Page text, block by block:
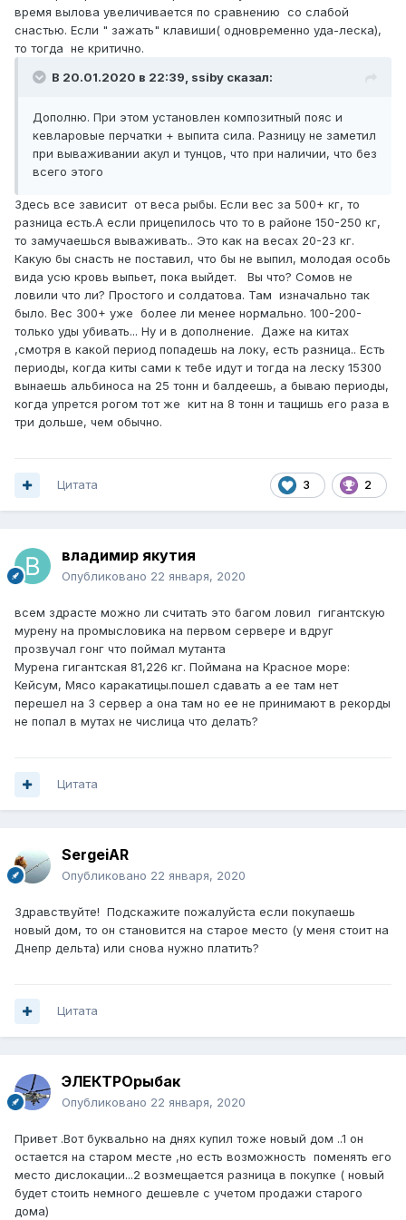
время вылова увеличивается по сравнению со слабой
снастью. Если " зажать" клавиши( одновременно уда-леска),
то тогда не критично.
В 20.01.2020 в 22:39, ssiby сказал:
Дополню. При этом установлен композитный пояс и
кевларовые перчатки + выпита сила. Разницу не заметил
при вываживании акул и тунцов, что при наличии, что без
всего этого
Здесь все зависит от веса рыбы. Если вес за 500+ кг, то
разница есть.А если прицепилось что то в районе 150-250 кг,
то замучаешься вываживать.. Это как на весах 20-23 кг.
Какую бы снасть не поставил, что бы не выпил, молодая особь
вида усю кровь выпьет, пока выйдет. Вы что? Сомов не
ловили что ли? Простого и солдатова. Там изначально так
было. Вес 300+ уже более ли менее нормально. 100-200-
только уды убивать... Ну и в дополнение. Даже на китах
,смотря в какой период попадешь на локу, есть разница.. Есть
периоды, когда киты сами к тебе идут и тогда на леску 15300
вынаешь альбиноса на 25 тонн и балдеешь, а бываю периоды,
когда упрется рогом тот же кит на 8 тонн и тащишь его раза в
три дольше, чем обычно.
3 2
Цитата
владимир якутия
Опубликовано 22 января, 2020
всем здрасте можно ли считать это багом ловил гигантскую
мурену на промысловика на первом сервере и вдруг
прозвучал гонг что поймал мутанта
Мурена гигантская 81,226 кг. Поймана на Красное море:
Кейсум, Мясо каракатицы.пошел сдавать а ее там нет
перешел на 3 сервер а она там но ее не принимают в рекорды
не попал в мутах не числица что делать?
Цитата
SergeiAR
Опубликовано 22 января, 2020
Здравствуйте! Подскажите пожалуйста если покупаешь
новый дом, то он становится на старое место (у меня стоит на
Днепр дельта) или снова нужно платить?
Цитата
ЭЛЕКТРОрыбак
Опубликовано 22 января, 2020
Привет .Вот буквально на днях купил тоже новый дом ..1 он
остается на старом месте ,но есть возможность поменять его
место дислокации...2 возмещается разница в покупке ( новый
будет стоить немного дешевле с учетом продажи старого
дома)